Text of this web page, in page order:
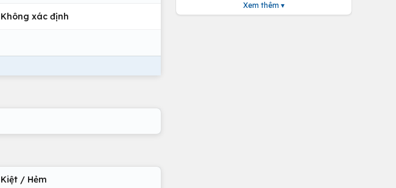
Không xác định
Kiệt / Hẻm
Xem thêm ▾